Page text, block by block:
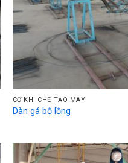
CƠ KHÍ CHẾ TẠO MÁY
Dàn gá bộ lồng